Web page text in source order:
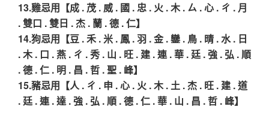
13.雞忌用【成 . 茂 . 威 . 國 . 忠 . 火 . 木 . ㄙ . 心 . ㄔ . 月
. 雙口 . 雙日 . 杰 . 蘭 . 德 . 仁】
14.狗忌用【豆 . 禾 . 米 . 鳳 . 羽 . 金 . 鑾 . 鳥 . 晴 . 水 . 日
. 木 . 口 . 燕 . ㄔ . 秀 . 山 . 旺 . 建 . 連 . 華 . 廷 . 強 . 弘 . 順
. 德 . 仁 . 明 . 昌 . 哲 . 聖 . 峰】
15.豬忌用【人 . ㄔ . 申 . 心 . 火 . 木 . 土 . 杰 . 旺 . 建 . 道
. 廷 . 連 . 達 . 強 . 弘 . 順 . 德 . 仁 . 華 . 山 . 昌 . 哲 . 峰】